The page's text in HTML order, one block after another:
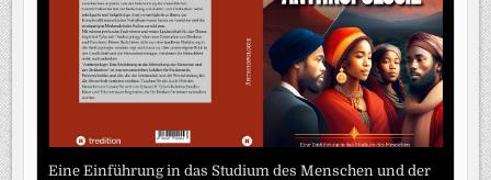
Eine Einführung in das Studium des Menschen und der